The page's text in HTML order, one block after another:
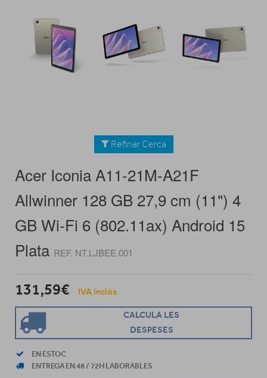
Refinar Cerca
Acer Iconia A11-21M-A21F
Allwinner 128 GB 27,9 cm (11") 4
GB Wi-Fi 6 (802.11ax) Android 15
Plata REF. NT.LJBEE.001
131,59€ IVA inclòs
CALCULA LES
DESPESES
EN ESTOC
ENTREGA EN 48 / 72H LABORABLES